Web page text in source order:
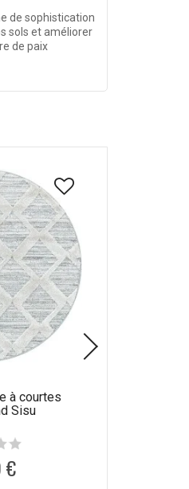
de sophistication
sols et améliorer
de paix
à courtes
Sisu
€